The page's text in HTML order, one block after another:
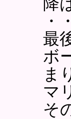
・
最
ボ
ま
マ
そ